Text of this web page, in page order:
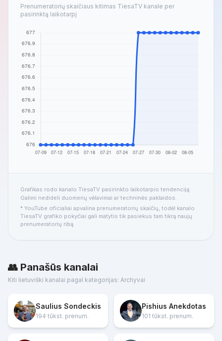
Prenumeratorių skaičiaus kitimas TiesaTV kanale per
pasirinktą laikotarpį
Grafikas rodo kanalo TiesaTV pasirinkto laikotarpio tendenciją.
Galimi nedideli duomenų vėlavimai ar techninės paklaidos.
* YouTube oficialiai apvalina prenumeratorių skaičių, todėl kanalo
TiesaTV grafiko pokyčiai gali matytis tik pasiekus tam tikrą naujų
prenumeratorių ribą.
👥 Panašūs kanalai
Kiti lietuviški kanalai pagal kategorijas: Archyvai
Saulius Sondeckis
194 tūkst. prenum.
Pishius Anekdotas
101 tūkst. prenum.